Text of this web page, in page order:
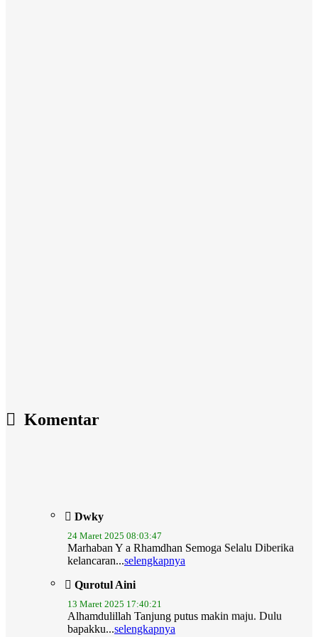
Komentar
24 Maret 2025 08:03:47
Marhaban Y a Rhamdhan Semoga Selalu Diberika
kelancaran... selengkapnya
Qurotul Aini
13 Maret 2025 17:40:21
Alhamdulillah Tanjung putus makin maju. Dulu
bapakku...selengkapnya